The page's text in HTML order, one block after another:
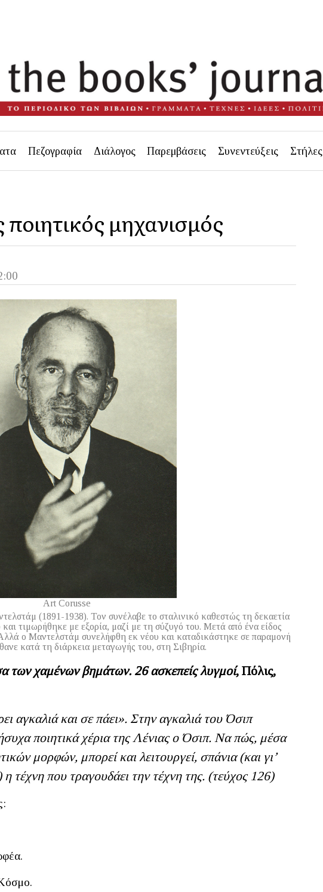
Πεζογραφία Διάλογος Παρεμβάσεις Συνεντεύξεις Στήλες
μηχανισμός
Art Corusse
(1891-1938). Τον συνέλαβε το σταλινικό καθεστώς τη δεκαετία
και τιμωρήθηκε με εξορία, μαζί με τη σύζυγό του. Μετά από ένα είδος
ο Μαντελστάμ συνελήφθη εκ νέου και καταδικάστηκε σε παραμονή
κατά τη διάρκεια μεταγωγής του, στη Σιβηρία.
των χαμένων βημάτων. 26 ασκεπείς λυγμοί, Πόλις,
αγκαλιά και σε πάει». Στην αγκαλιά του Όσιπ
ποιητικά χέρια της Λένιας ο Όσιπ. Να πώς, μέσα
μορφών, μπορεί και λειτουργεί, σπάνια (και γι’
τέχνη που τραγουδάει την τέχνη της. (τεύχος 126)